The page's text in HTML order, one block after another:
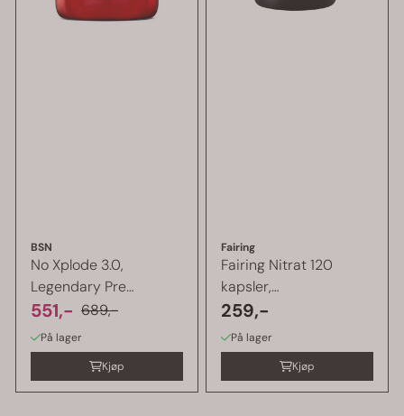
BSN
No Xplode 3.0,
Legendary Pre
Workout 650 g
551,- 689,-
På lager
Kjøp
Fairing
Fairing Nitrat 120
kapsler,
prestasjonsøkende
259,-
På lager
Kjøp